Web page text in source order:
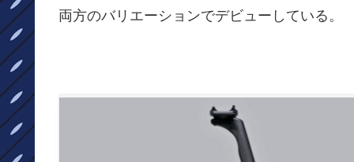
両方のバリエーションでデビューしている。